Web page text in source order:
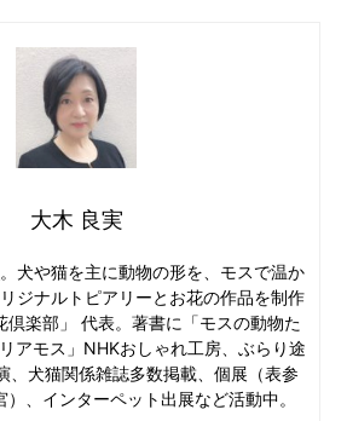
大木 良実
。犬や猫を主に動物の形を、モスで温か
ジナルトピアリーとお花の作品を制作
倶楽部」 代表。著書に「モスの動物た
アモス」NHKおしゃれ工房、ぶらり途
、犬猫関係雑誌多数掲載、個展（表参
、インターペット出展など活動中。